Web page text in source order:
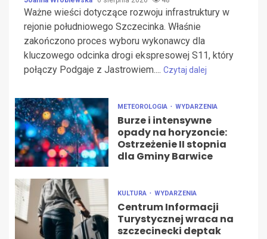
Ważne wieści dotyczące rozwoju infrastruktury w
rejonie południowego Szczecinka. Właśnie
zakończono proces wyboru wykonawcy dla
kluczowego odcinka drogi ekspresowej S11, który
połączy Podgaje z Jastrowiem.... Czytaj dalej
METEOROLOGIA WYDARZENIA
Burze i intensywne
opady na horyzoncie:
Ostrzeżenie II stopnia
dla Gminy Barwice
KULTURA WYDARZENIA
Centrum Informacji
Turystycznej wraca na
szczecinecki deptak